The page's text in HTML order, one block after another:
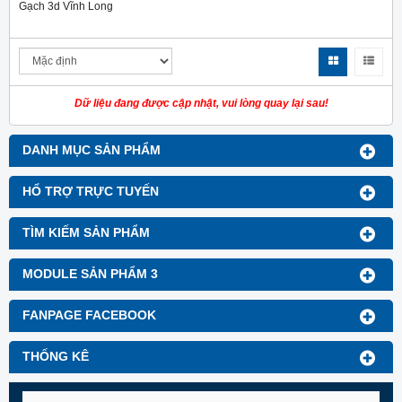
DANH MỤC SẢN PHẨM
HỔ TRỢ TRỰC TUYẾN
TÌM KIẾM SẢN PHẨM
MODULE SẢN PHẨM 3
FANPAGE FACEBOOK
THỐNG KÊ
Gạch 3d Vĩnh Long
Dữ liệu đang được cập nhật, vui lòng quay lại sau!